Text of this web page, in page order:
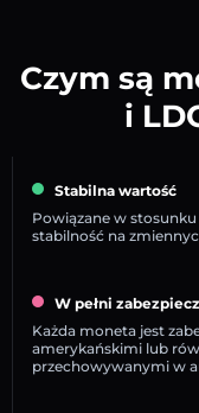
Czym są
i
Stabilna wartość
Powiązane w stosunku
stabilność na
W pełni
Każda moneta jest
amerykańskimi lub
przechowywanymi w